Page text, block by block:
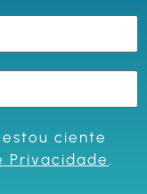
ciente
Privacidade.